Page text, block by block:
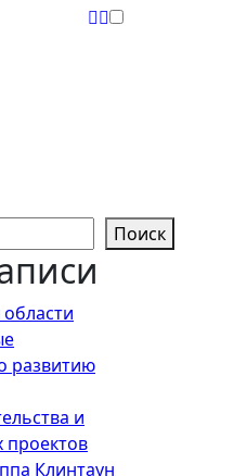
Поиск
развитию
и
Клинтаун